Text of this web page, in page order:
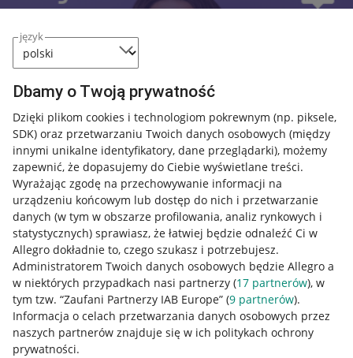
język
Dbamy o Twoją prywatność
Dzięki plikom cookies i technologiom pokrewnym (np. piksele,
SDK) oraz przetwarzaniu Twoich danych osobowych (między
innymi unikalne identyfikatory, dane przeglądarki), możemy
zapewnić, że dopasujemy do Ciebie wyświetlane treści.
Wyrażając zgodę na przechowywanie informacji na
urządzeniu końcowym lub dostęp do nich i przetwarzanie
danych (w tym w obszarze profilowania, analiz rynkowych i
statystycznych) sprawiasz, że łatwiej będzie odnaleźć Ci w
Allegro dokładnie to, czego szukasz i potrzebujesz.
Administratorem Twoich danych osobowych będzie Allegro a
w niektórych przypadkach nasi partnerzy (17 partnerów), w
tym tzw. “Zaufani Partnerzy IAB Europe” (9 partnerów).
Informacja o celach przetwarzania danych osobowych przez
naszych partnerów znajduje się w ich politykach ochrony
prywatności.
Nawigacja
Przydatne informacje
Jak to działa
Napisz do nas